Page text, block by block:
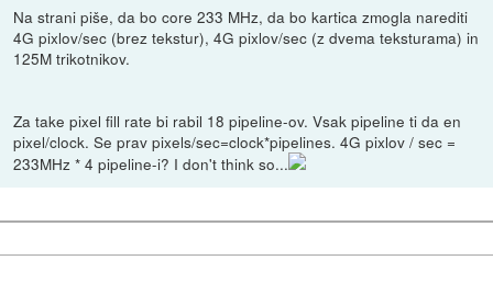
Na strani piše, da bo core 233 MHz, da bo kartica zmogla narediti
4G pixlov/sec (brez tekstur), 4G pixlov/sec (z dvema teksturama) in
125M trikotnikov.
Za take pixel fill rate bi rabil 18 pipeline-ov. Vsak pipeline ti da en
pixel/clock. Se prav pixels/sec=clock*pipelines. 4G pixlov / sec =
233MHz * 4 pipeline-i? I don't think so...